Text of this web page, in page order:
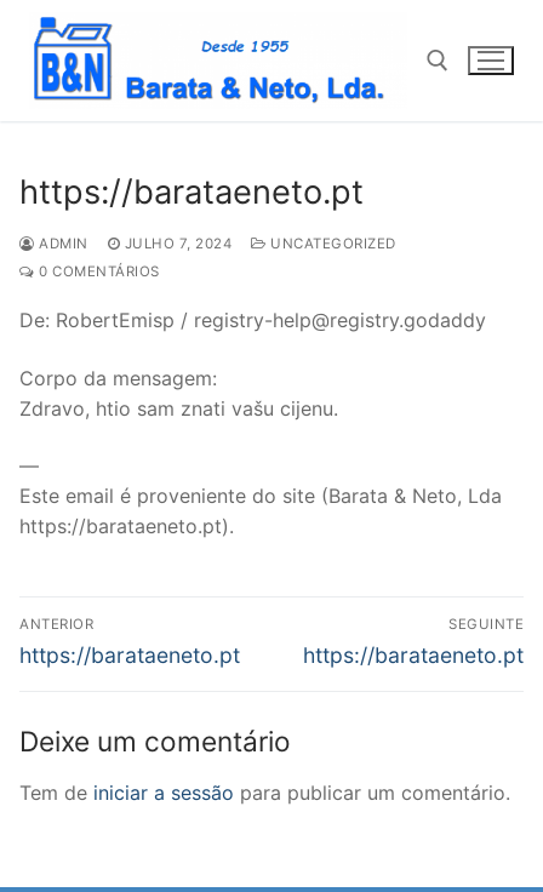
Saltar
para
conteúdo
https://barataeneto.pt
ADMIN JULHO 7, 2024
UNCATEGORIZED
0 COMENTÁRIOS
De: RobertEmisp / registry-help@registry.godaddy
Corpo da mensagem:
Zdravo, htio sam znati vašu cijenu.
—
Este email é proveniente do site (Barata & Neto, Lda
https://barataeneto.pt).
Navegação
de
ANTERIOR
Previous
https://barataeneto.pt
SEGUINTE
Next
https://barataeneto.pt
Deixe um comentário
Tem de iniciar a sessão para publicar um comentário.